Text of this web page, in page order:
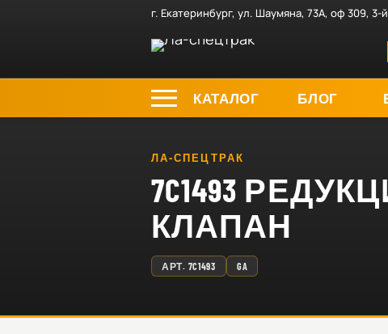
г. Екатеринбург, ул. Шаумяна, 73А, оф 309, 3-
КАТАЛОГ БЛОГ
ЛА-СПЕЦТРАК
7C1493
КЛАПАН
АРТ. 7C1493 GA